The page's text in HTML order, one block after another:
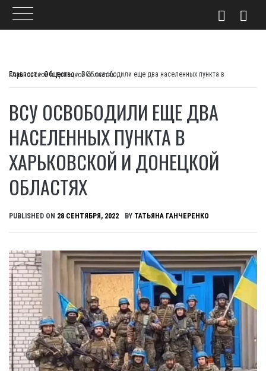
Главпост>Общество>
ВСУ освободили еще два населенных пункта в Харьковской и Донецкой областях
ВСУ ОСВОБОДИЛИ ЕЩЕ ДВА
НАСЕЛЕННЫХ ПУНКТА В
ХАРЬКОВСКОЙ И ДОНЕЦКОЙ
ОБЛАСТЯХ
PUBLISHED ON 28 СЕНТЯБРЯ, 2022 BY ТАТЬЯНА ГАНЧЕРЕНКО